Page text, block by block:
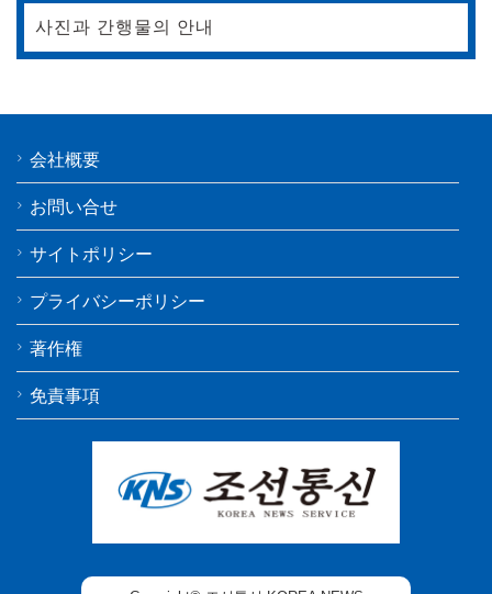
사진과 간행물의 안내
会社概要
お問い合せ
サイトポリシー
プライバシーポリシー
著作権
免責事項